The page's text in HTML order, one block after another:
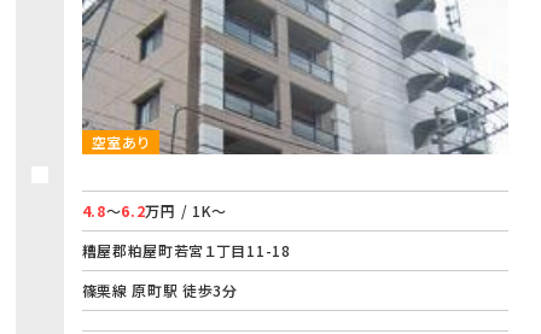
空室あり
4.8～6.2万円 / 1K～
糟屋郡粕屋町若宮１丁目11-18
篠栗線 原町駅 徒歩3分